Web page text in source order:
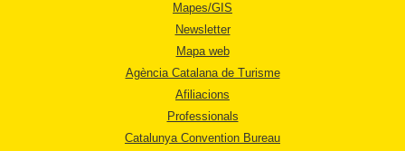
Mapes/GIS
Newsletter
Mapa web
Agència Catalana de Turisme
Afiliacions
Professionals
Catalunya Convention Bureau